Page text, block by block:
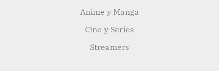
Anime y Manga
Cine y Series
Streamers